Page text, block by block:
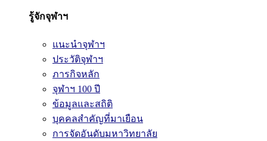
รู้จักจุฬาฯ
แนะนำจุฬาฯ
ประวัติจุฬาฯ
ภารกิจหลัก
จุฬาฯ 100 ปี
ข้อมูลและสถิติ
บุคคลสำคัญที่มาเยือน
การจัดอันดับมหาวิทยาลัย